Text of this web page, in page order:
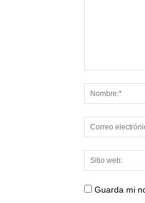
Guarda mi